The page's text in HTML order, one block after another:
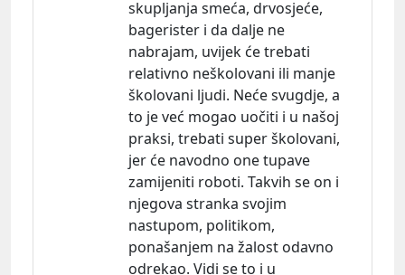
skupljanja smeća, drvosjeće,
bagerister i da dalje ne
nabrajam, uvijek će trebati
relativno neškolovani ili manje
školovani ljudi. Neće svugdje, a
to je već mogao uočiti i u našoj
praksi, trebati super školovani,
jer će navodno one tupave
zamijeniti roboti. Takvih se on i
njegova stranka svojim
nastupom, politikom,
ponašanjem na žalost odavno
odrekao. Vidi se to i u